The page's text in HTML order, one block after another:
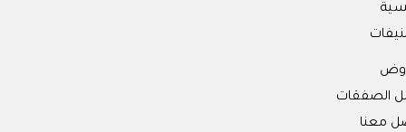
الصفقات
معنا